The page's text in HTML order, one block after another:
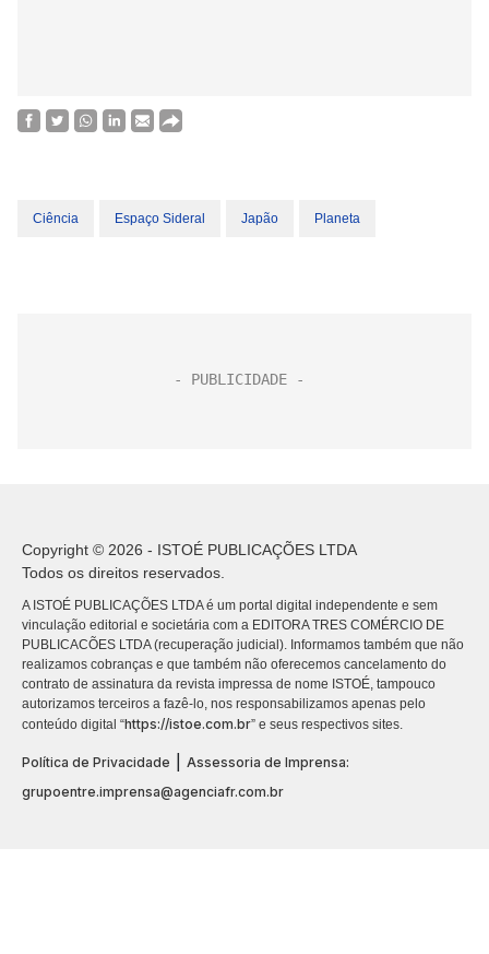
Ciência Espaço Sideral Japão Planeta
Copyright © 2026 - ISTOÉ PUBLICAÇÕES LTDA
Todos os direitos reservados.
A ISTOÉ PUBLICAÇÕES LTDA é um portal digital independente e sem
vinculação editorial e societária com a EDITORA TRES COMÉRCIO DE
PUBLICACÕES LTDA (recuperação judicial). Informamos também que não
realizamos cobranças e que também não oferecemos cancelamento do
contrato de assinatura da revista impressa de nome ISTOÉ, tampouco
autorizamos terceiros a fazê-lo, nos responsabilizamos apenas pelo
conteúdo digital “https://istoe.com.br” e seus respectivos sites.
Política de Privacidade
Assessoria de Imprensa:
grupoentre.imprensa@agenciafr.com.br